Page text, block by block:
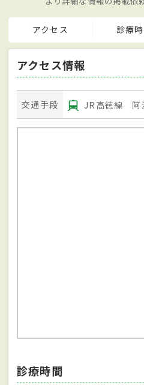
アクセス 診療
アクセス情報
交通手段 JR高徳線 阿
診療時間